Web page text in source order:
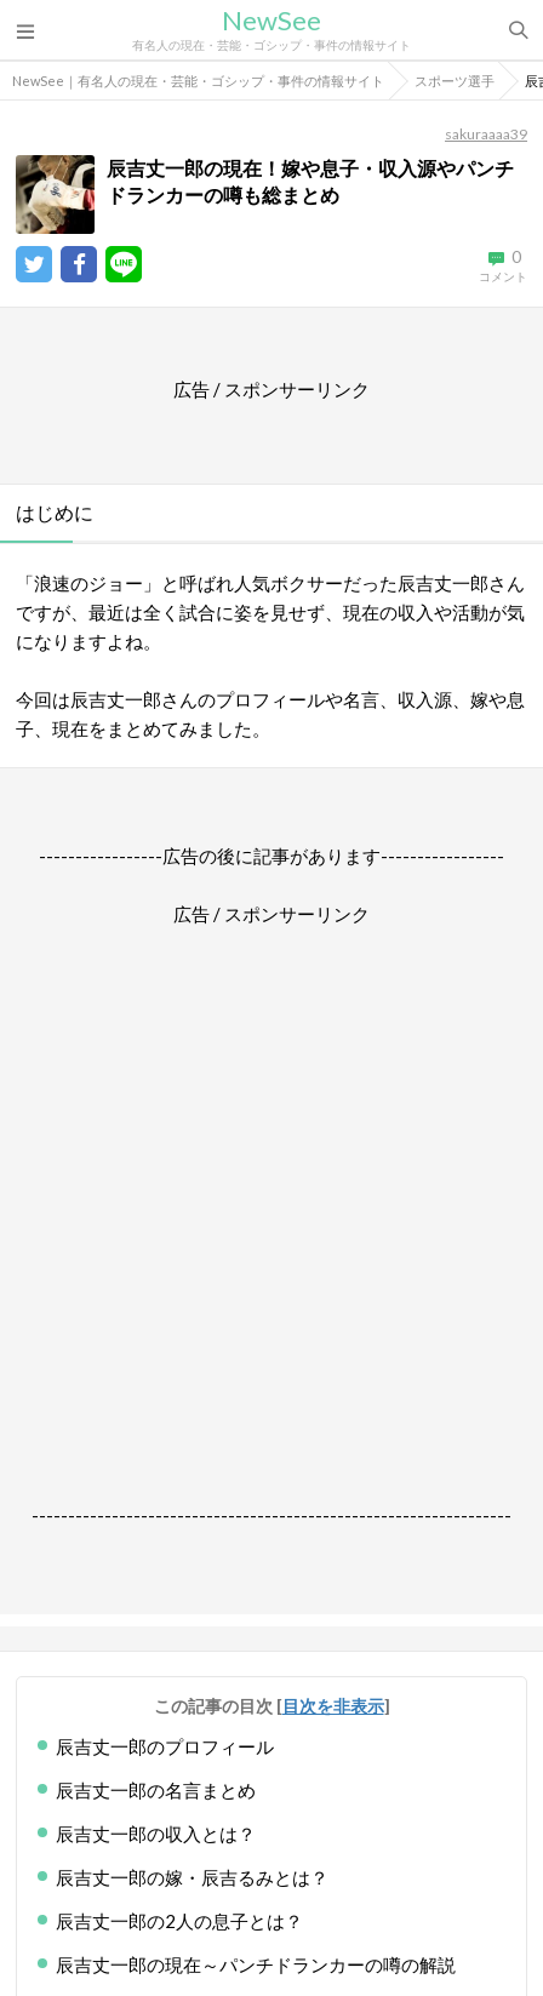
NewSee
有名人の現在・芸能・ゴシップ・事件の情報サイト
NewSee｜有名人の現在・芸能・ゴシップ・事件の情報サイト スポーツ選手 辰
sakuraaaa39
辰吉丈一郎の現在！嫁や息子・収入源やパンチ
ドランカーの噂も総まとめ
0
コメント
広告 / スポンサーリンク
はじめに
「浪速のジョー」と呼ばれ人気ボクサーだった辰吉丈一郎さん
ですが、最近は全く試合に姿を見せず、現在の収入や活動が気
になりますよね。
今回は辰吉丈一郎さんのプロフィールや名言、収入源、嫁や息
子、現在をまとめてみました。
-----------------広告の後に記事があります-----------------
広告 / スポンサーリンク
------------------------------------------------------------------
この記事の目次 [目次を非表示]
辰吉丈一郎のプロフィール
辰吉丈一郎の名言まとめ
辰吉丈一郎の収入とは？
辰吉丈一郎の嫁・辰吉るみとは？
辰吉丈一郎の2人の息子とは？
辰吉丈一郎の現在～パンチドランカーの噂の解説